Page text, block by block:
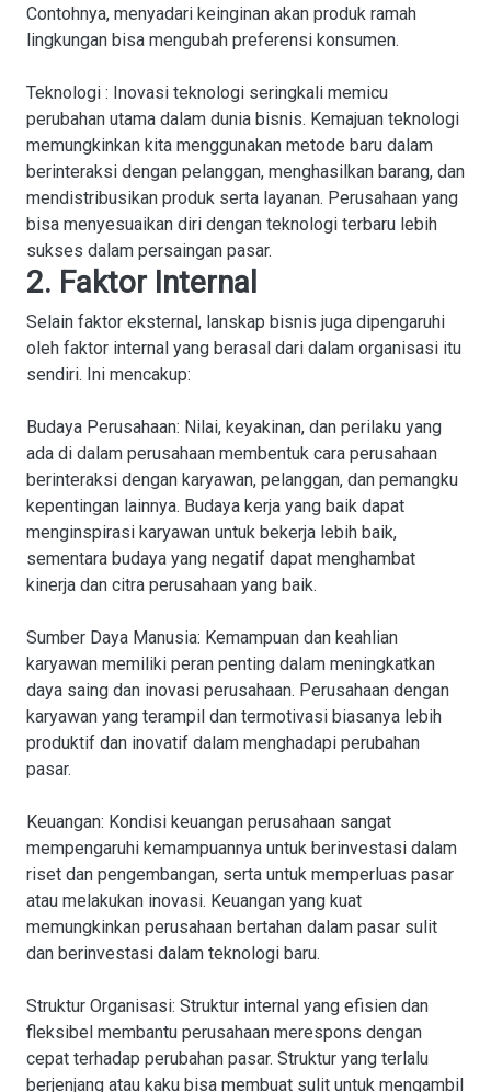
Contohnya, menyadari keinginan akan produk ramah
lingkungan bisa mengubah preferensi konsumen.
Teknologi : Inovasi teknologi seringkali memicu
perubahan utama dalam dunia bisnis. Kemajuan teknologi
memungkinkan kita menggunakan metode baru dalam
berinteraksi dengan pelanggan, menghasilkan barang, dan
mendistribusikan produk serta layanan. Perusahaan yang
bisa menyesuaikan diri dengan teknologi terbaru lebih
sukses dalam persaingan pasar.
2. Faktor Internal
Selain faktor eksternal, lanskap bisnis juga dipengaruhi
oleh faktor internal yang berasal dari dalam organisasi itu
sendiri. Ini mencakup:
Budaya Perusahaan: Nilai, keyakinan, dan perilaku yang
ada di dalam perusahaan membentuk cara perusahaan
berinteraksi dengan karyawan, pelanggan, dan pemangku
kepentingan lainnya. Budaya kerja yang baik dapat
menginspirasi karyawan untuk bekerja lebih baik,
sementara budaya yang negatif dapat menghambat
kinerja dan citra perusahaan yang baik.
Sumber Daya Manusia: Kemampuan dan keahlian
karyawan memiliki peran penting dalam meningkatkan
daya saing dan inovasi perusahaan. Perusahaan dengan
karyawan yang terampil dan termotivasi biasanya lebih
produktif dan inovatif dalam menghadapi perubahan
pasar.
Keuangan: Kondisi keuangan perusahaan sangat
mempengaruhi kemampuannya untuk berinvestasi dalam
riset dan pengembangan, serta untuk memperluas pasar
atau melakukan inovasi. Keuangan yang kuat
memungkinkan perusahaan bertahan dalam pasar sulit
dan berinvestasi dalam teknologi baru.
Struktur Organisasi: Struktur internal yang efisien dan
fleksibel membantu perusahaan merespons dengan
cepat terhadap perubahan pasar. Struktur yang terlalu
berjenjang atau kaku bisa membuat sulit untuk mengambil